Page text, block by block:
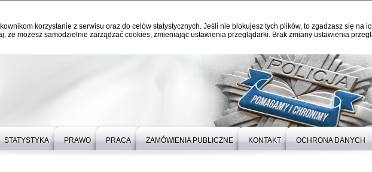
korzystanie z serwisu oraz do celów statystycznych. Jeśli nie blokujesz tych plików, to zgadzasz się na
że możesz samodzielnie zarządzać cookies, zmieniając ustawienia przeglądarki. Brak zmiany ustawienia
STATYSTYKA PRAWO PRACA ZAMÓWIENIA PUBLICZNE KONTAKT OCHRONA DANYCH